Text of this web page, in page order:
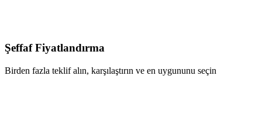
Şeffaf Fiyatlandırma
Birden fazla teklif alın, karşılaştırın ve en uygununu seçin